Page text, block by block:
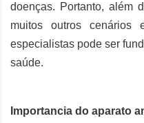
doenças. Portanto, além
muitos outros
especialistas pode ser
saúde.
Importancia do aparato